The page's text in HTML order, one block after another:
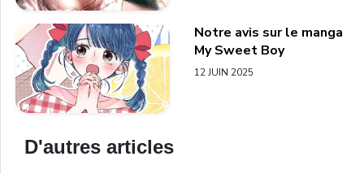
Notre avis sur le manga
My Sweet Boy
12 JUIN 2025
D'autres articles